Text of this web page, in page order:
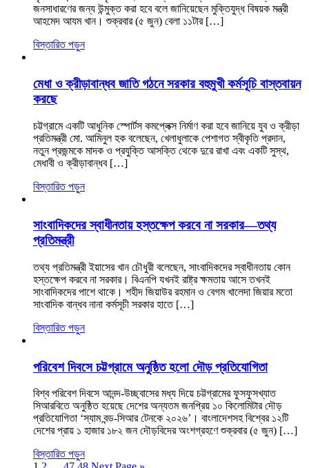
জনসাধারণের জন্য উন্মুক্ত করা হবে বলে জানিয়েছেন মুক্তিযুদ্ধ বিষয়ক মন্ত্রী
আহমেদ আযম খান। শুক্রবার (৫ জুন) বেলা ১১টার […]
বিস্তারিত পড়ুন
মেধা ও ক্রীড়াবান্ধব জাতি গঠনে সরকার বহুমুখী কর্মসূচি বাস্তবায়ন
করছে
চট্টগ্রামে একটি আধুনিক স্পোর্টস কমপ্লেক্স নির্মাণ করা হবে জানিয়ে যুব ও ক্রীড়া
প্রতিমন্ত্রী মো. আমিনুল হক বলেছেন, খেলাধুলাকে পেশাগত স্বীকৃতি প্রদান,
নতুন প্রজন্মকে মাদক ও প্রযুক্তি আসক্তি থেকে দুরে রাখা এবং একটি সুস্থ,
মেধাবী ও ক্রীড়াবান্ধব […]
বিস্তারিত পড়ুন
সাংবাদিকদের স্বাধীনতায় হস্তক্ষেপ করবে না সরকার—তথ্য
প্রতিমন্ত্রী
তথ্য প্রতিমন্ত্রী ইয়াসের খান চৌধুরী বলেছেন, সাংবাদিকদের স্বাধীনতায় কোন
হস্তক্ষেপ করবে না সরকার। বিএনপি যখনই রাষ্ট্র ক্ষমতায় আসে তখনই
সাংবাদিকদের পাশে থাকে। শহীদ জিয়াউর রহমান ও বেগম খালেদা জিয়ার মতো
সাংবাদিক বান্ধব নানা কর্মসূচী সরকার হাতে […]
বিস্তারিত পড়ুন
পরিবেশ দিবসে চট্টগ্রামে অনুষ্ঠিত হলো দৌড় প্রতিযোগিতা
বিশ্ব পরিবেশ দিবসে আনন্দ-উচ্ছ্বাসের মধ্য দিয়ে চট্টগ্রামের ফুসফুসখ্যাত
সিআরবিতে অনুষ্ঠিত হয়েছে দেশের অন্যতম জনপ্রিয় ১০ কিলোমিটার দৌড়
প্রতিযোগিতা ‘স্যাম বন্ড-সিআর টেনকে ২০২৬’। বাংলাদেশসহ বিশ্বের ১২টি
দেশের প্রায় ১ হাজার ১৮২ জন দৌড়বিদের অংশগ্রহণে শুক্রবার (৫ জুন) […]
বিস্তারিত পড়ুন